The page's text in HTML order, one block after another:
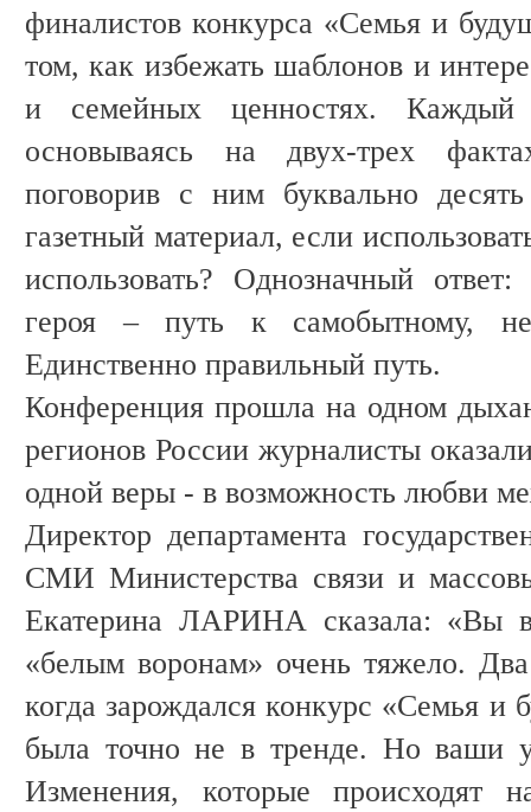
финалистов конкурса «Семья и
том, как избежать шаблонов и
и семейных ценностях. Каждый
основываясь на двух-трех
поговорив с ним буквально
газетный материал, если
использовать? Однозначный
героя – путь к самобытному,
Единственно правильный путь.
Конференция прошла на одном
регионов России журналисты
одной веры - в возможность любви
Директор департамента
СМИ Министерства связи и
Екатерина ЛАРИНА сказала: «Вы
«белым воронам» очень тяжело.
когда зарождался конкурс «Семья и
была точно не в тренде. Но ваши
Изменения, которые происходят